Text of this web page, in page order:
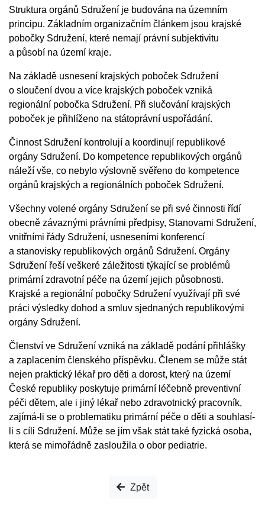
Struktura orgánů Sdružení je budována na územním
principu. Základním organizačním článkem jsou krajské
pobočky Sdružení, které nemají právní subjektivitu
a působí na území kraje.
Na základě usnesení krajských poboček Sdružení
o sloučení dvou a více krajských poboček vzniká
regionální pobočka Sdružení. Při slučování krajských
poboček je přihlíženo na státoprávní uspořádání.
Činnost Sdružení kontrolují a koordinují republikové
orgány Sdružení. Do kompetence republikových orgánů
náleží vše, co nebylo výslovně svěřeno do kompetence
orgánů krajských a regionálních poboček Sdružení.
Všechny volené orgány Sdružení se při své činnosti řídí
obecně závaznými právními předpisy, Stanovami Sdružení,
vnitřními řády Sdružení, usneseními konferencí
a stanovisky republikových orgánů Sdružení. Orgány
Sdružení řeší veškeré záležitosti týkající se problémů
primární zdravotní péče na území jejich působnosti.
Krajské a regionální pobočky Sdružení využívají při své
práci výsledky dohod a smluv sjednaných republikovými
orgány Sdružení.
Členství ve Sdružení vzniká na základě podání přihlášky
a zaplacením členského příspěvku. Členem se může stát
nejen praktický lékař pro děti a dorost, který na území
České republiky poskytuje primární léčebně preventivní
péči dětem, ale i jiný lékař nebo zdravotnický pracovník,
zajímá-li se o problematiku primární péče o děti a souhlasí-
li s cíli Sdružení. Může se jím však stát také fyzická osoba,
která se mimořádně zasloužila o obor pediatrie.
Zpět